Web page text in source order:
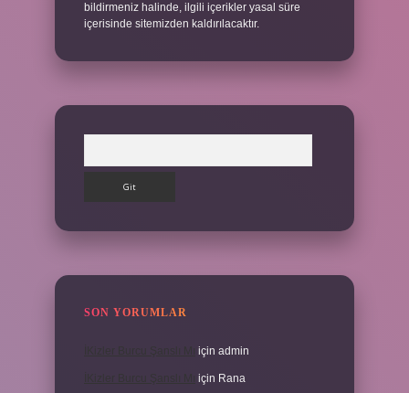
bildirmeniz halinde, ilgili içerikler yasal süre
içerisinde sitemizden kaldırılacaktır.
SON YORUMLAR
için admin
için Rana